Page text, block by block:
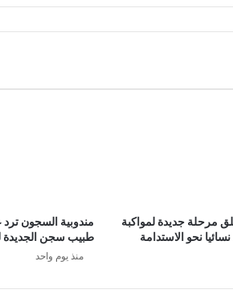
مرحلة جديدة لمواكبة
مندوبية السجون
طبيب سجن الجديدة
منذ يوم واحد